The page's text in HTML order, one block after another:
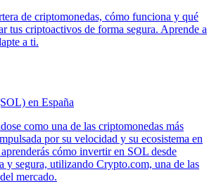
de criptomonedas, cómo funciona y qué
tus criptoactivos de forma segura. Aprende a
a ti.
en España
como una de las criptomonedas más
por su velocidad y su ecosistema en
cómo invertir en SOL desde
y segura, utilizando Crypto.com, una de las
mercado.